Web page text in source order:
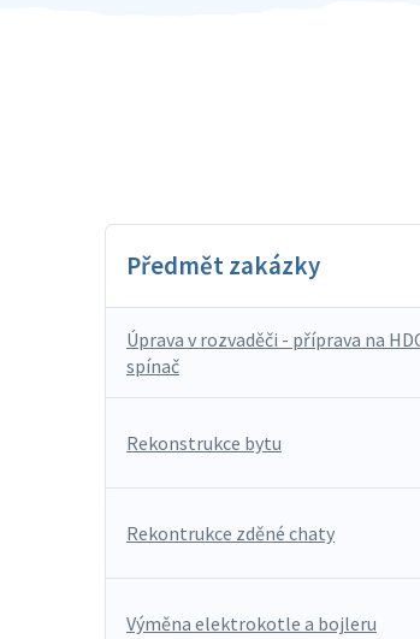
Předmět zakázky
Úprava v rozvaděči - příprava na
spínač
Rekonstrukce bytu
Rekontrukce zděné chaty
Výměna elektrokotle a bojleru